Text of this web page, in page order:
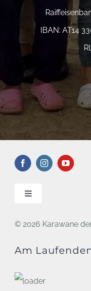
IBAN: AT14
Toggle
KONTAKT
DATENSCHUTZ
IMPRESSUM
© 2026 Karawane
Am